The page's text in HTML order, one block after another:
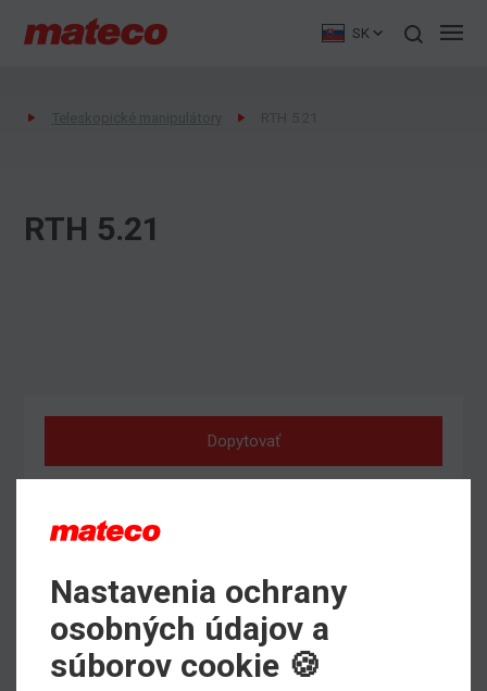
SK
RTH 5.21
Dopytovať
20.50 m
Min. nosnosť
Nastavenia ochrany
osobných údajov a
súborov cookie 🍪